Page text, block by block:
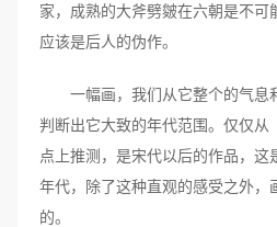
家，成熟的大斧劈皴在六朝是不可
应该是后人的伪作。
一幅画，我们从它整个的气息
判断出它大致的年代范围。仅仅从
点上推测，是宋代以后的作品，这
年代，除了这种直观的感受之外，
的。